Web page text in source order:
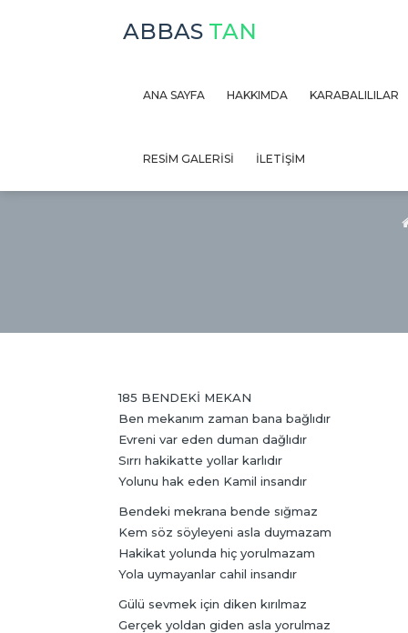
ABBAS TAN
ANA SAYFA HAKKIMDA KARABALILILAR
RESİM GALERİSİ İLETİŞİM
185
185 BENDEKİ MEKAN
Ben mekanım zaman bana bağlıdır
Evreni var eden duman dağlıdır
Sırrı hakikatte yollar karlıdır
Yolunu hak eden Kamil insandır
Bendeki mekrana bende sığmaz
Kem söz söyleyeni asla duymazam
Hakikat yolunda hiç yorulmazam
Yola uymayanlar cahil insandır
Gülü sevmek için diken kırılmaz
Gerçek yoldan giden asla yorulmaz